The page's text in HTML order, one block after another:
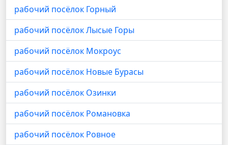
рабочий посёлок Горный
рабочий посёлок Лысые Горы
рабочий посёлок Мокроус
рабочий посёлок Новые Бурасы
рабочий посёлок Озинки
рабочий посёлок Романовка
рабочий посёлок Ровное